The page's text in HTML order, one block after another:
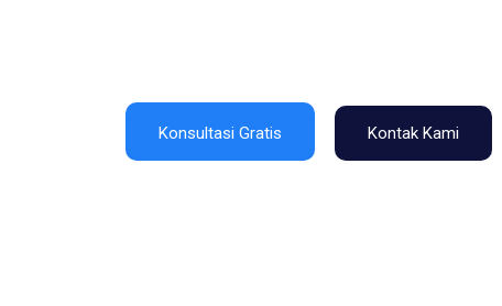
Konsultasi Gratis Kontak Kami